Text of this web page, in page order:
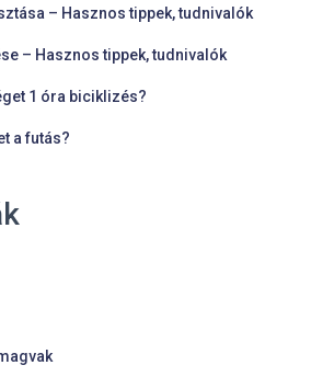
– Hasznos tippek, tudnivalók
– Hasznos tippek, tudnivalók
1 óra biciklizés?
a futás?